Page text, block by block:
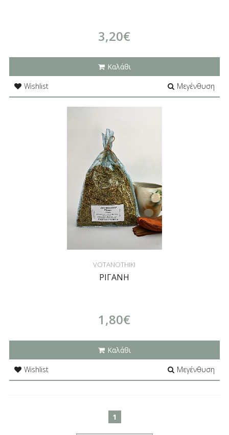
3,20€
Καλάθι
Wishlist
Μεγένθυση
VOTANOTHIKI
ΡΙΓΑΝΗ
1,80€
Καλάθι
Wishlist
Μεγένθυση
1